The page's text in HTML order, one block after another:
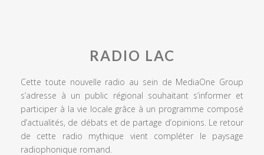
RADIO LAC
Cette toute nouvelle radio au sein de MediaOne Group
s’adresse à un public régional souhaitant s’informer et
participer à la vie locale grâce à un programme composé
d’actualités, de débats et de partage d’opinions. Le retour
de cette radio mythique vient compléter le paysage
radiophonique romand.